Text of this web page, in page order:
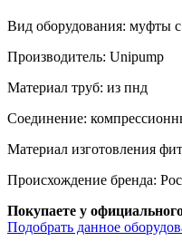
Вид оборудования: муфты
Производитель: Unipump
Материал труб: из пнд
Соединение:
Материал изготовления
Происхождение бренда:
Покупаете у
Подобрать данное